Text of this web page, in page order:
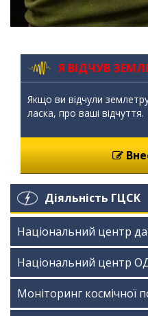
Я ВІДЧУВ
Якщо ви відчули
ласка, про ваші відчуття.
Діяльність ГЦСК
Національний центр
Національний центр
Моніторинг космічної